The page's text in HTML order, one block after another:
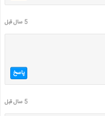
5 سال قبل
پاسخ
5 سال قبل